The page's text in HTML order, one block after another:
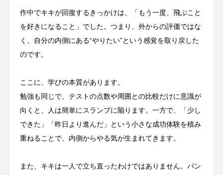
作中でキキが回復するきっかけは、「もう一度、飛ぶこと
を好きになること」でした。つまり、外からの評価ではな
く、自分の内側にある“やりたい”という感覚を取り戻した
のです。
ここに、学びの本質があります。
勉強も同じで、テストの点数や周囲との比較だけに意識が
向くと、人は簡単にスランプに陥ります。一方で、「少し
できた」「昨日より進んだ」という小さな成功体験を積み
重ねることで、内側からやる気が生まれてきます。
また、キキは一人で立ち直ったわけではありません。パン